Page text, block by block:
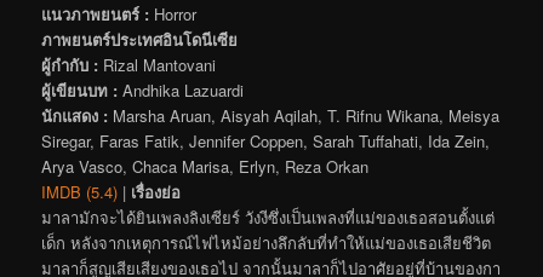
แนวภาพยนตร์ : Horror
ภาพยนตร์ประเทศอินโดนีเซีย
ผู้กำกับ : Rizal Mantovani
ผู้เขียนบท : Andhika Lazuardi
นักแสดง : Marsha Aruan, Aisyah Aqilah, T. Rifnu Wikana, Meisya
Siregar, Faras Fatik, Jennifer Coppen, Sarah Tuffahati, Ida Zein,
Arya Vasco, Chaca Marisa, Erlyn, Reza Orkan
IMDB (5.4) | เรื่องย่อ
มาลามักจะได้ยินเพลงลิงเซียร์ วังงีซึ่งเป็นเพลงที่แม่ของเธอสอนตั้งแต่
เด็ก หลังจากเหตุการณ์ไฟไหม้อย่างลึกลับที่ทำให้แม่ของเธอเสียชีวิต
มาลาก็สูญเสียเสียงของเธอไป จากนั้นมาลาก็ไปอาศัยอยู่ที่บ้านของกา